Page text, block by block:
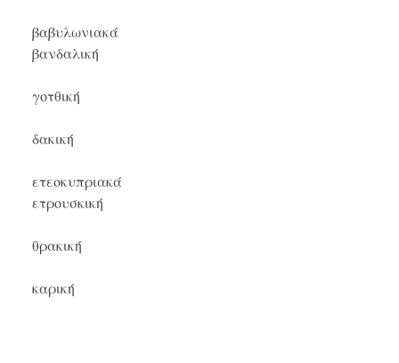
βαβυλωνιακά
βανδαλική
γοτθική
δακική
ετεοκυπριακά
ετρουσκική
θρακική
καρική